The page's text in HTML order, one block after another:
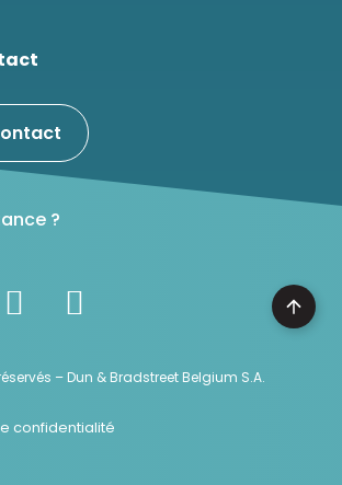
?
– Dun & Bradstreet Belgium S.A.
confidentialité